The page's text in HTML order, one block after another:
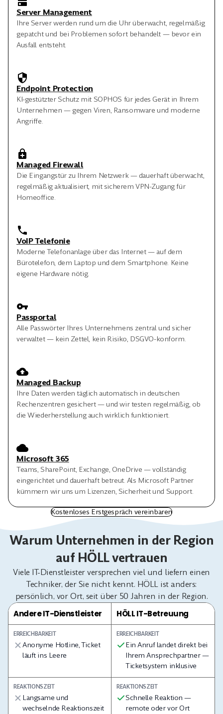
Server Management
Ihre Server werden rund um die Uhr überwacht, regelmäßig
gepatcht und bei Problemen sofort behandelt — bevor ein
Ausfall entsteht.
Endpoint Protection
KI-gestützter Schutz mit SOPHOS für jedes Gerät in Ihrem
Unternehmen — gegen Viren, Ransomware und moderne
Angriffe.
Managed Firewall
Die Eingangstür zu Ihrem Netzwerk — dauerhaft überwacht,
regelmäßig aktualisiert, mit sicherem VPN-Zugang für
Homeoffice.
VoIP Telefonie
Moderne Telefonanlage über das Internet — auf dem
Bürotelefon, dem Laptop und dem Smartphone. Keine
eigene Hardware nötig.
Passportal
Alle Passwörter Ihres Unternehmens zentral und sicher
verwaltet — kein Zettel, kein Risiko, DSGVO-konform.
Managed Backup
Ihre Daten werden täglich automatisch in deutschen
Rechenzentren gesichert — und wir testen regelmäßig, ob
die Wiederherstellung auch wirklich funktioniert.
Microsoft 365
Teams, SharePoint, Exchange, OneDrive — vollständig
eingerichtet und dauerhaft betreut. Als Microsoft Partner
kümmern wir uns um Lizenzen, Sicherheit und Support.
Kostenloses Erstgespräch vereinbaren
Warum Unternehmen in der Region
auf HÖLL vertrauen
Viele IT-Dienstleister versprechen viel und liefern einen
Techniker, der Sie nicht kennt. HÖLL ist anders:
persönlich, vor Ort, seit über 50 Jahren in der Region.
Andere IT-Dienstleister HÖLL IT-Betreuung
ERREICHBARKEIT
Anonyme Hotline, Ticket
läuft ins Leere
ERREICHBARKEIT
Ein Anruf landet direkt bei
Ihrem Ansprechpartner —
Ticketsystem inklusive
REAKTIONSZEIT
Langsame und
wechselnde Reaktionszeit
REAKTIONSZEIT
Schnelle Reaktion —
remote oder vor Ort